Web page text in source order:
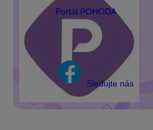
Portál POHODA
Sledujte nás